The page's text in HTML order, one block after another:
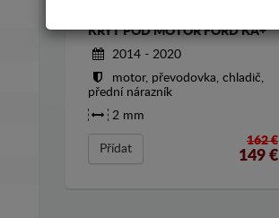
KRYT POD MOTOR FORD KA+
2014 - 2020
motor, převodovka, chladič,
přední nárazník
2 mm
Přídat
162 €
149€